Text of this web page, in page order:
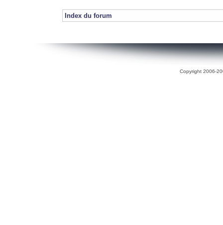
Index du forum
Copyright 2006-